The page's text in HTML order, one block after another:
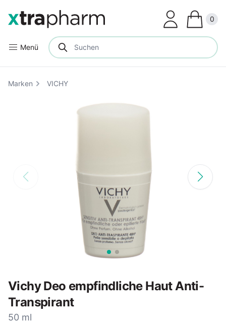
Menü
0
Marken VICHY
Vichy Deo empfindliche Haut Anti-
Transpirant
50 ml